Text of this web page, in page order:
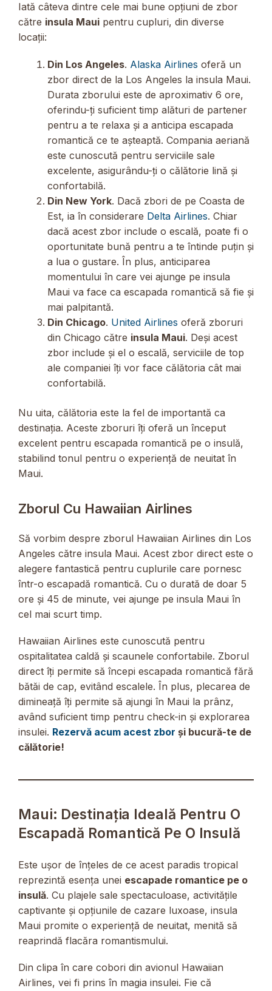
Iată câteva dintre cele mai bune opțiuni de zbor
către insula Maui pentru cupluri, din diverse
locații:
Din Los Angeles. Alaska Airlines oferă un
zbor direct de la Los Angeles la insula Maui.
Durata zborului este de aproximativ 6 ore,
oferindu-ți suficient timp alături de partener
pentru a te relaxa și a anticipa escapada
romantică ce te așteaptă. Compania aeriană
este cunoscută pentru serviciile sale
excelente, asigurându-ți o călătorie lină și
confortabilă.
Din New York. Dacă zbori de pe Coasta de
Est, ia în considerare Delta Airlines. Chiar
dacă acest zbor include o escală, poate fi o
oportunitate bună pentru a te întinde puțin și
a lua o gustare. În plus, anticiparea
momentului în care vei ajunge pe insula
Maui va face ca escapada romantică să fie și
mai palpitantă.
Din Chicago. United Airlines oferă zboruri
din Chicago către insula Maui. Deși acest
zbor include și el o escală, serviciile de top
ale companiei îți vor face călătoria cât mai
confortabilă.
Nu uita, călătoria este la fel de importantă ca
destinația. Aceste zboruri îți oferă un început
excelent pentru escapada romantică pe o insulă,
stabilind tonul pentru o experiență de neuitat în
Maui.
Zborul Cu Hawaiian Airlines
Să vorbim despre zborul Hawaiian Airlines din Los
Angeles către insula Maui. Acest zbor direct este o
alegere fantastică pentru cuplurile care pornesc
într-o escapadă romantică. Cu o durată de doar 5
ore și 45 de minute, vei ajunge pe insula Maui în
cel mai scurt timp.
Hawaiian Airlines este cunoscută pentru
ospitalitatea caldă și scaunele confortabile. Zborul
direct îți permite să începi escapada romantică fără
bătăi de cap, evitând escalele. În plus, plecarea de
dimineață îți permite să ajungi în Maui la prânz,
având suficient timp pentru check-in și explorarea
insulei. Rezervă acum acest zbor și bucură-te de
călătorie!
Maui: Destinația Ideală Pentru O
Escapadă Romantică Pe O Insulă
Este ușor de înțeles de ce acest paradis tropical
reprezintă esența unei escapade romantice pe o
insulă. Cu plajele sale spectaculoase, activitățile
captivante și opțiunile de cazare luxoase, insula
Maui promite o experiență de neuitat, menită să
reaprindă flacăra romantismului.
Din clipa în care cobori din avionul Hawaiian
Airlines, vei fi prins în magia insulei. Fie că